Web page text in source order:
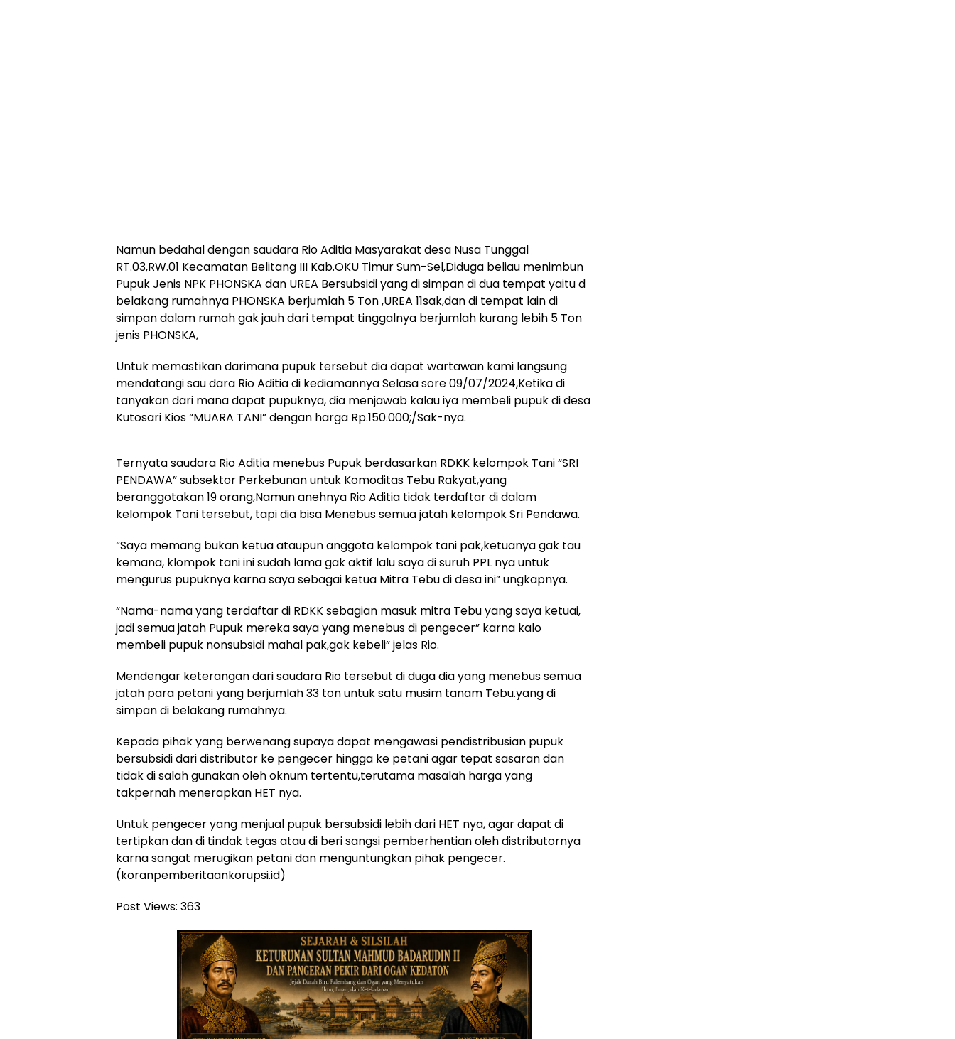
Namun bedahal dengan saudara Rio Aditia Masyarakat desa Nusa Tunggal
RT.03,RW.01 Kecamatan Belitang III Kab.OKU Timur Sum-Sel,Diduga beliau menimbun
Pupuk Jenis NPK PHONSKA dan UREA Bersubsidi yang di simpan di dua tempat yaitu d
belakang rumahnya PHONSKA berjumlah 5 Ton ,UREA 11sak,dan di tempat lain di
simpan dalam rumah gak jauh dari tempat tinggalnya berjumlah kurang lebih 5 Ton
jenis PHONSKA,
Untuk memastikan darimana pupuk tersebut dia dapat wartawan kami langsung
mendatangi sau dara Rio Aditia di kediamannya Selasa sore 09/07/2024,Ketika di
tanyakan dari mana dapat pupuknya, dia menjawab kalau iya membeli pupuk di desa
Kutosari Kios “MUARA TANI” dengan harga Rp.150.000;/Sak-nya.
Ternyata saudara Rio Aditia menebus Pupuk berdasarkan RDKK kelompok Tani “SRI
PENDAWA” subsektor Perkebunan untuk Komoditas Tebu Rakyat,yang
beranggotakan 19 orang,Namun anehnya Rio Aditia tidak terdaftar di dalam
kelompok Tani tersebut, tapi dia bisa Menebus semua jatah kelompok Sri Pendawa.
“Saya memang bukan ketua ataupun anggota kelompok tani pak,ketuanya gak tau
kemana, klompok tani ini sudah lama gak aktif lalu saya di suruh PPL nya untuk
mengurus pupuknya karna saya sebagai ketua Mitra Tebu di desa ini” ungkapnya.
“Nama-nama yang terdaftar di RDKK sebagian masuk mitra Tebu yang saya ketuai,
jadi semua jatah Pupuk mereka saya yang menebus di pengecer” karna kalo
membeli pupuk nonsubsidi mahal pak,gak kebeli” jelas Rio.
Mendengar keterangan dari saudara Rio tersebut di duga dia yang menebus semua
jatah para petani yang berjumlah 33 ton untuk satu musim tanam Tebu.yang di
simpan di belakang rumahnya.
Kepada pihak yang berwenang supaya dapat mengawasi pendistribusian pupuk
bersubsidi dari distributor ke pengecer hingga ke petani agar tepat sasaran dan
tidak di salah gunakan oleh oknum tertentu,terutama masalah harga yang
takpernah menerapkan HET nya.
Untuk pengecer yang menjual pupuk bersubsidi lebih dari HET nya, agar dapat di
tertipkan dan di tindak tegas atau di beri sangsi pemberhentian oleh distributornya
karna sangat merugikan petani dan menguntungkan pihak pengecer.
(koranpemberitaankorupsi.id)
Post Views: 363